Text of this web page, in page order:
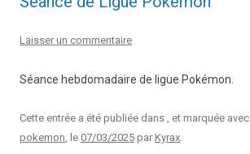
Laisser un commentaire
Séance hebdomadaire de ligue Pokémon.
Cette entrée a été publiée dans , et marquée avec
pokemon , le 07/03/2025 par Kyrax